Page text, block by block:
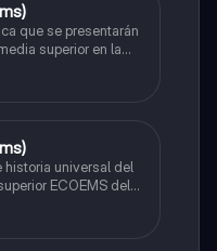
que se presentarán
superior en la
México
historia universal del
ECOEMS del